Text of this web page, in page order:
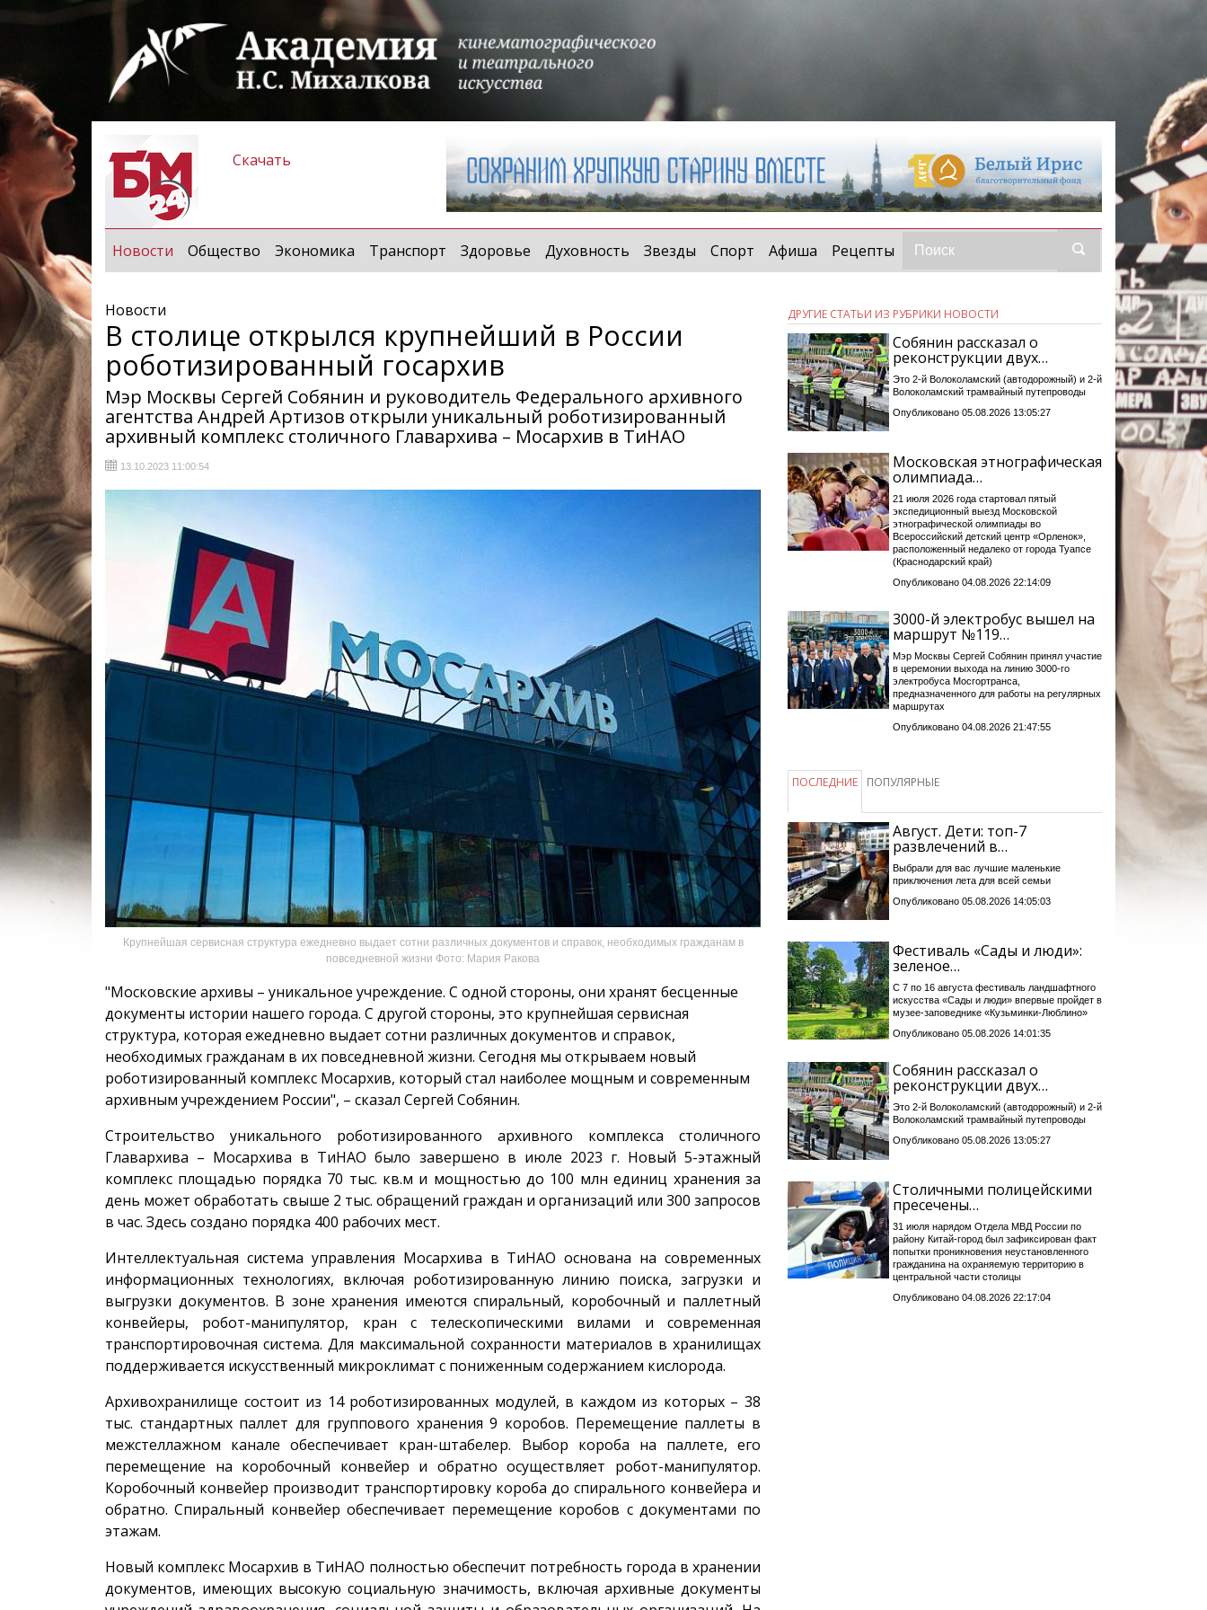
Скачать
Новости (current)
Общество Экономика Транспорт Здоровье Духовность Звезды Спорт Афиша Рецепты
Новости
В столице открылся крупнейший в России
роботизированный госархив
Мэр Москвы Сергей Собянин и руководитель Федерального архивного
агентства Андрей Артизов открыли уникальный роботизированный
архивный комплекс столичного Главархива – Мосархив в ТиНАО
13.10.2023 11:00:54
Крупнейшая сервисная структура ежедневно выдает сотни различных документов и справок, необходимых гражданам в
повседневной жизни Фото: Мария Ракова
"Московские архивы – уникальное учреждение. С одной стороны, они хранят бесценные
документы истории нашего города. С другой стороны, это крупнейшая сервисная
структура, которая ежедневно выдает сотни различных документов и справок,
необходимых гражданам в их повседневной жизни. Сегодня мы открываем новый
роботизированный комплекс Мосархив, который стал наиболее мощным и современным
архивным учреждением России", – сказал Сергей Собянин.
Строительство уникального роботизированного архивного комплекса столичного
Главархива – Мосархива в ТиНАО было завершено в июле 2023 г. Новый 5-этажный
комплекс площадью порядка 70 тыс. кв.м и мощностью до 100 млн единиц хранения за
день может обработать свыше 2 тыс. обращений граждан и организаций или 300 запросов
в час. Здесь создано порядка 400 рабочих мест.
Интеллектуальная система управления Мосархива в ТиНАО основана на современных
информационных технологиях, включая роботизированную линию поиска, загрузки и
выгрузки документов. В зоне хранения имеются спиральный, коробочный и паллетный
конвейеры, робот-манипулятор, кран с телескопическими вилами и современная
транспортировочная система. Для максимальной сохранности материалов в хранилищах
поддерживается искусственный микроклимат с пониженным содержанием кислорода.
Архивохранилище состоит из 14 роботизированных модулей, в каждом из которых – 38
тыс. стандартных паллет для группового хранения 9 коробов. Перемещение паллеты в
межстеллажном канале обеспечивает кран-штабелер. Выбор короба на паллете, его
перемещение на коробочный конвейер и обратно осуществляет робот-манипулятор.
Коробочный конвейер производит транспортировку короба до спирального конвейера и
обратно. Спиральный конвейер обеспечивает перемещение коробов с документами по
этажам.
Новый комплекс Мосархив в ТиНАО полностью обеспечит потребность города в хранении
документов, имеющих высокую социальную значимость, включая архивные документы
ДРУГИЕ СТАТЬИ ИЗ РУБРИКИ НОВОСТИ
Собянин рассказал о
реконструкции двух…
Это 2-й Волоколамский (автодорожный) и 2-й
Волоколамский трамвайный путепроводы
Опубликовано 05.08.2026 13:05:27
Московская этнографическая
олимпиада…
21 июля 2026 года стартовал пятый
экспедиционный выезд Московской
этнографической олимпиады во
Всероссийский детский центр «Орленок»,
расположенный недалеко от города Туапсе
(Краснодарский край)
Опубликовано 04.08.2026 22:14:09
3000-й электробус вышел на
маршрут №119…
Мэр Москвы Сергей Собянин принял участие
в церемонии выхода на линию 3000-го
электробуса Мосгортранса,
предназначенного для работы на регулярных
маршрутах
Опубликовано 04.08.2026 21:47:55
ПОСЛЕДНИЕ ПОПУЛЯРНЫЕ
Август. Дети: топ-7
развлечений в…
Выбрали для вас лучшие маленькие
приключения лета для всей семьи
Опубликовано 05.08.2026 14:05:03
Фестиваль «Сады и люди»:
зеленое…
С 7 по 16 августа фестиваль ландшафтного
искусства «Сады и люди» впервые пройдет в
музее-заповеднике «Кузьминки-Люблино»
Опубликовано 05.08.2026 14:01:35
Собянин рассказал о
реконструкции двух…
Это 2-й Волоколамский (автодорожный) и 2-й
Волоколамский трамвайный путепроводы
Опубликовано 05.08.2026 13:05:27
Столичными полицейскими
пресечены…
31 июля нарядом Отдела МВД России по
району Китай-город был зафиксирован факт
попытки проникновения неустановленного
гражданина на охраняемую территорию в
центральной части столицы
Опубликовано 04.08.2026 22:17:04